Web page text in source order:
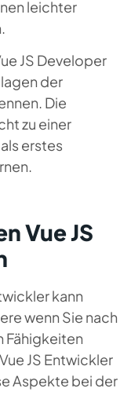
leichter
JS Developer
der
Die
zu einer
erstes
Vue JS
kann
wenn Sie nach
Fähigkeiten
JS Entwickler
Aspekte bei der